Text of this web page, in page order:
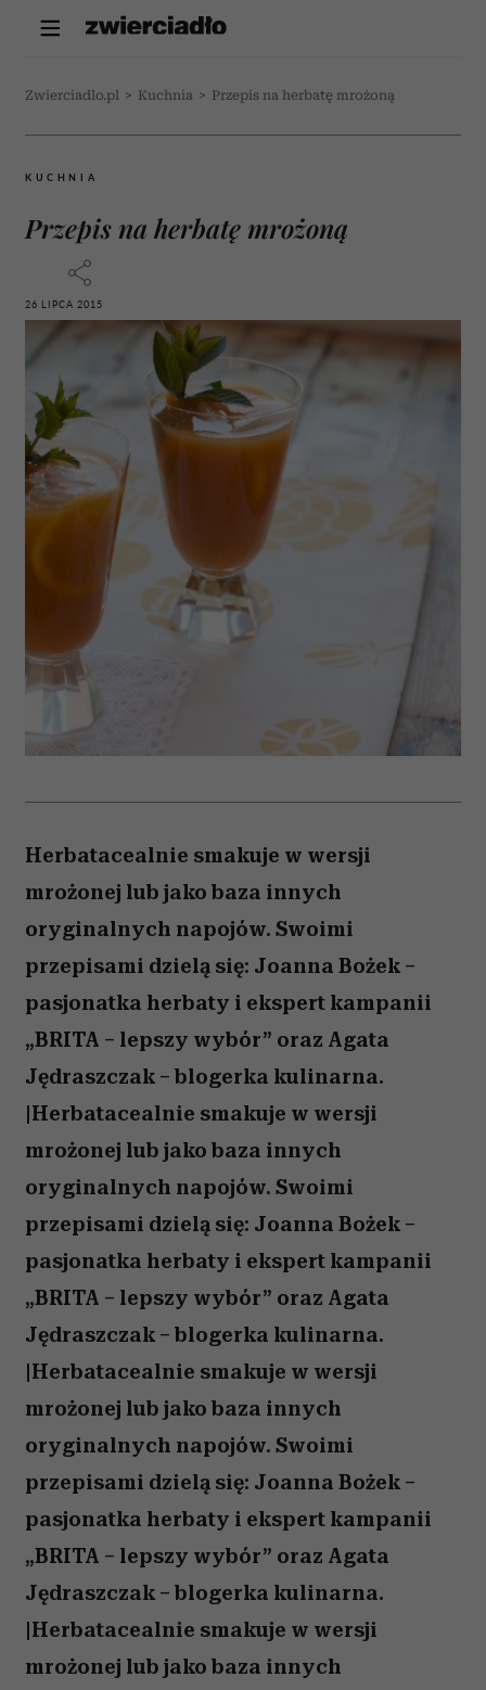
Zwierciadlo.pl > Kuchnia > Przepis na herbatę mrożoną
KUCHNIA
Przepis na herbatę mrożoną
26 LIPCA 2015
Herbatacealnie smakuje w wersji
mrożonej lub jako baza innych
oryginalnych napojów. Swoimi
przepisami dzielą się: Joanna Bożek –
pasjonatka herbaty i ekspert kampanii
„BRITA – lepszy wybór” oraz Agata
Jędraszczak – blogerka kulinarna.
|Herbatacealnie smakuje w wersji
mrożonej lub jako baza innych
oryginalnych napojów. Swoimi
przepisami dzielą się: Joanna Bożek –
pasjonatka herbaty i ekspert kampanii
„BRITA – lepszy wybór” oraz Agata
Jędraszczak – blogerka kulinarna.
|Herbatacealnie smakuje w wersji
mrożonej lub jako baza innych
oryginalnych napojów. Swoimi
przepisami dzielą się: Joanna Bożek –
pasjonatka herbaty i ekspert kampanii
„BRITA – lepszy wybór” oraz Agata
Jędraszczak – blogerka kulinarna.
|Herbatacealnie smakuje w wersji
mrożonej lub jako baza innych